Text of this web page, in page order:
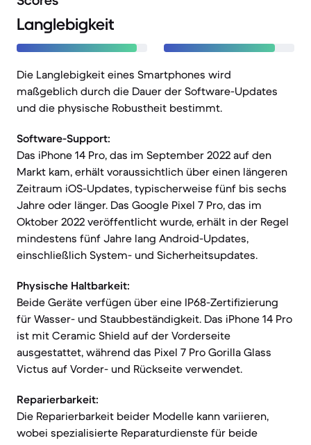
Langlebigkeit
Die Langlebigkeit eines Smartphones wird
maßgeblich durch die Dauer der Software-Updates
und die physische Robustheit bestimmt.
Software-Support:
Das iPhone 14 Pro, das im September 2022 auf den
Markt kam, erhält voraussichtlich über einen längeren
Zeitraum iOS-Updates, typischerweise fünf bis sechs
Jahre oder länger. Das Google Pixel 7 Pro, das im
Oktober 2022 veröffentlicht wurde, erhält in der Regel
mindestens fünf Jahre lang Android-Updates,
einschließlich System- und Sicherheitsupdates.
Physische Haltbarkeit:
Beide Geräte verfügen über eine IP68-Zertifizierung
für Wasser- und Staubbeständigkeit. Das iPhone 14 Pro
ist mit Ceramic Shield auf der Vorderseite
ausgestattet, während das Pixel 7 Pro Gorilla Glass
Victus auf Vorder- und Rückseite verwendet.
Reparierbarkeit:
Die Reparierbarkeit beider Modelle kann variieren,
wobei spezialisierte Reparaturdienste für beide